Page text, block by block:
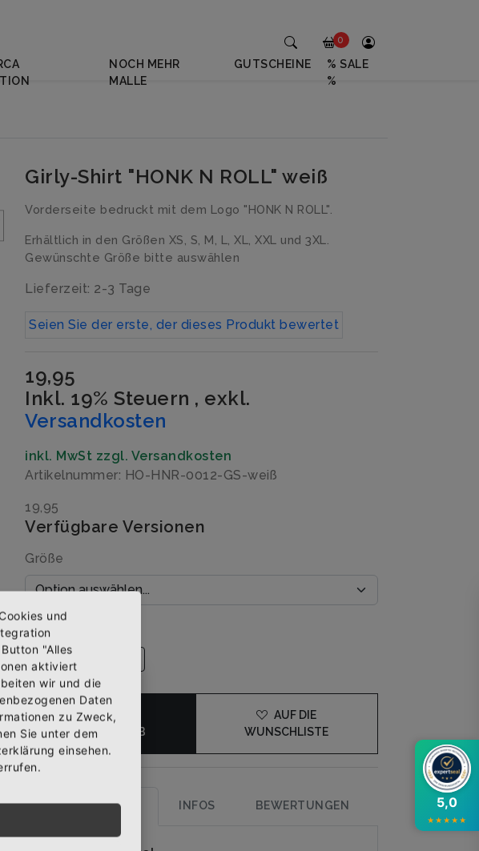
Girly-Shirt "HONK N ROLL" weiß
Vorderseite bedruckt mit dem Logo "HONK N ROLL".
Erhältlich in den Größen XS, S, M, L, XL, XXL und 3XL.
Gewünschte Größe bitte auswählen
Lieferzeit: 2-3 Tage
Seien Sie der erste, der dieses Produkt bewertet
19,95
Inkl. 19% Steuern , exkl.
Versandkosten
inkl. MwSt zzgl. Versandkosten
Artikelnummer: HO-HNR-0012-GS-weiß
19,95
Verfügbare Versionen
Größe
Menge
IN DEN
WARENKORB
AUF DIE
WUNSCHLISTE
BESCHREIBUNG INFOS BEWERTUNGEN
Produkte und
0
NOCH MEHR
MALLE
GUTSCHEINE
% SALE
%
5,0
★★★★★
und
"Alles
aktiviert
wir und die
Daten
zu Zweck,
Sie unter dem
einsehen.